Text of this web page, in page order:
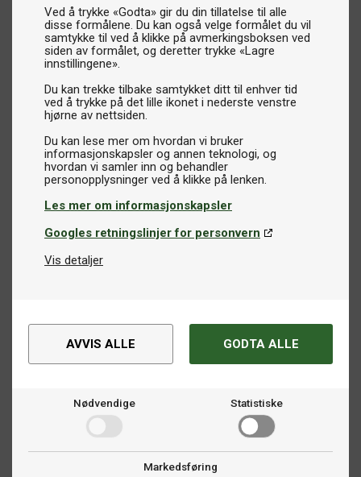
Ved å trykke «Godta» gir du din tillatelse til alle
disse formålene. Du kan også velge formålet du vil
samtykke til ved å klikke på avmerkingsboksen ved
siden av formålet, og deretter trykke «Lagre
innstillingene».
Du kan trekke tilbake samtykket ditt til enhver tid
ved å trykke på det lille ikonet i nederste venstre
hjørne av nettsiden.
Du kan lese mer om hvordan vi bruker
informasjonskapsler og annen teknologi, og
hvordan vi samler inn og behandler
Les mer om informasjonskapsler
Googles retningslinjer for personvern
Vis detaljer
AVVIS ALLE GODTA ALLE
Nødvendige Statistiske
Markedsføring